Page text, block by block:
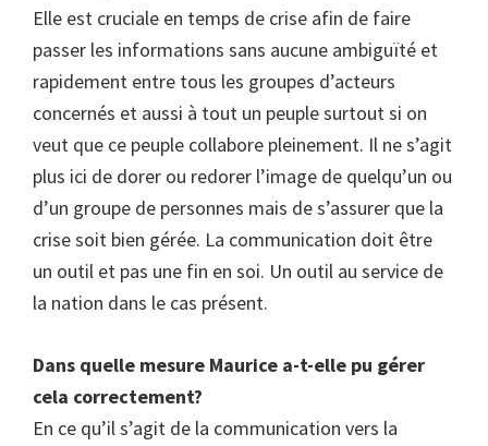
Elle est cruciale en temps de crise afin de faire
passer les informations sans aucune ambiguïté et
rapidement entre tous les groupes d’acteurs
concernés et aussi à tout un peuple surtout si on
veut que ce peuple collabore pleinement. Il ne s’agit
plus ici de dorer ou redorer l’image de quelqu’un ou
d’un groupe de personnes mais de s’assurer que la
crise soit bien gérée. La communication doit être
un outil et pas une fin en soi. Un outil au service de
la nation dans le cas présent.
Dans quelle mesure Maurice a-t-elle pu gérer
cela correctement?
En ce qu’il s’agit de la communication vers la